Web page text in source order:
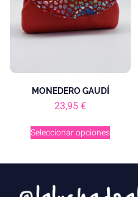
MONEDERO GAUDÍ
23,95€
Seleccionar opciones